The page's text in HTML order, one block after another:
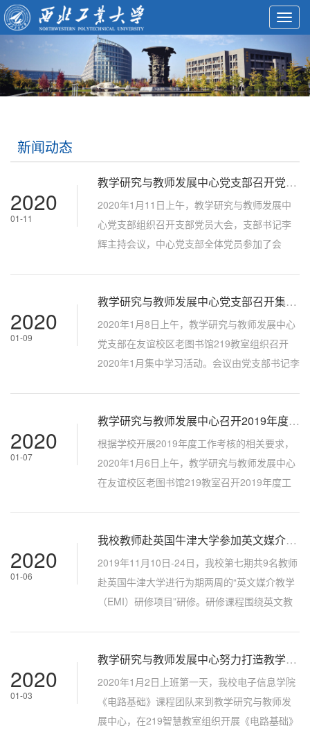
新闻动态
2020
01-11
教学研究与教师发展中心党支部召开党员大会
2020年1月11日上午，教学研究与教师发展中
心党支部组织召开支部党员大会，支部书记李
辉主持会议，中心党支部全体党员参加了会
《中国共产党西北工业大学教学研究与教师发
展中心党支部党员大会选举办法》，推选监票
人、计票人。随后，支部书记李辉宣读《机关
党委关于同意教学研究与教师发展中心党支部
2020
01-09
教学研究与教师发展中心党支部召开集中学习研讨会议
2020年1月8日上午，教学研究与教师发展中心
党支部在友谊校区老图书馆219教室组织召开
2020年1月集中学习活动。会议由党支部书记李
员王鹏组织带领全体党员集中学习了国家主席
习近平二〇二〇年新年贺词、西北工业大学在
职教职工党支部工作标准（修订版本）、《关
于元旦春节期间深化违规收送礼金问题专项整
2020
01-07
教学研究与教师发展中心召开2019年度工作述职考核大会
根据学校开展2019年度工作考核的相关要求，
2020年1月6日上午，教学研究与教师发展中心
在友谊校区老图书馆219教室召开2019年度工
2019年度工作述职考核的文件精神及相关要
求。随后，中心七、八级领导人员、教职工、
非事业编制人员结合开展工作实际情况及岗位
职责，依次从思想政治情况、业务工作开展情
行...
2020
01-06
我校教师赴英国牛津大学参加英文媒介课程教学研修学习
2019年11月10日-24日，我校第七期共9名教师
赴英国牛津大学进行为期两周的“英文媒介教学
（EMI）研修项目”研修。研修课程围绕英文教
实践等几大部分展开，由资深培训师Julie
Dearden、Tom Spain等专家进行了全面讲授。
在英文教学与观察讨论模块，参训教师学习了
英文教学中内容和语言的平衡关系，以及依据
2020
01-03
教学研究与教师发展中心努力打造教学研讨交流温馨家园
2020年1月2日上班第一天，我校电子信息学院
《电路基础》课程团队来到教学研究与教师发
展中心，在219智慧教室组织开展《电路基础》